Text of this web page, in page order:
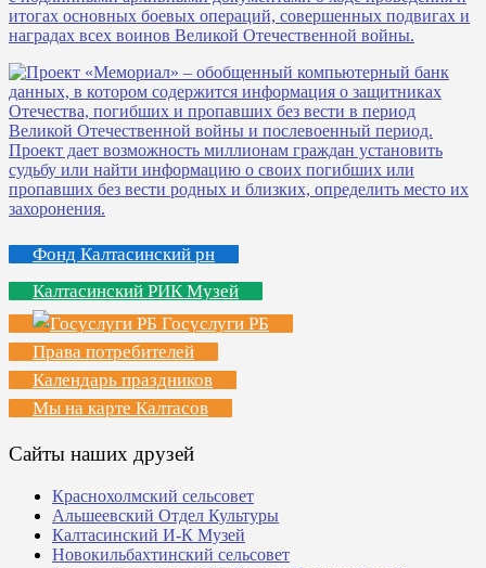
Фонд Калтасинский рн
Калтасинский РИК Музей
Госуслуги РБ
Права потребителей
Календарь праздников
Мы на карте Калтасов
Сайты наших друзей
Краснохолмский сельсовет
Альшеевский Отдел Культуры
Калтасинский И-К Музей
Новокильбахтинский сельсовет